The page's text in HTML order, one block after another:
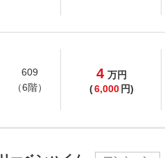
609
（6階）
4 万円
(6,000 円)